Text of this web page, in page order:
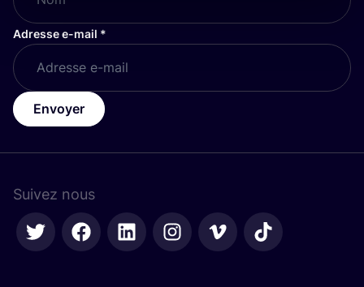
Adresse e-mail *
Envoyer
Suivez nous